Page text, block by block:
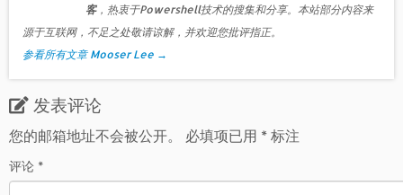
客，热衷于Powershell技术的搜集和分享。本站部分内容来
源于互联网，不足之处敬请谅解，并欢迎您批评指正。
参看所有文章 Mooser Lee →
发表评论
您的邮箱地址不会被公开。
必填项已用 *标注
评论 *